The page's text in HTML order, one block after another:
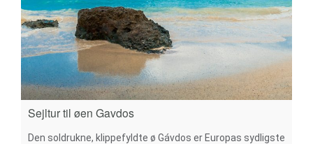
Sejltur til øen Gavdos
Den soldrukne, klippefyldte ø Gávdos er Europas sydligste